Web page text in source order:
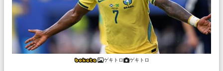
ゲキトロ ゲキトロ